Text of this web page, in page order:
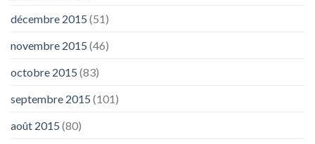
décembre 2015 (51)
novembre 2015 (46)
octobre 2015 (83)
septembre 2015 (101)
août 2015 (80)